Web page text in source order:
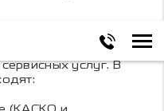
удобный и выгодный
средства,
услуг. В